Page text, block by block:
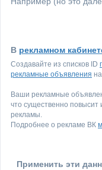
В рекламном
Создавайте из списков ID
рекламные объявления
Ваши рекламные
что существенно повысит
рекламы.
Подробнее о рекламе ВК
Применить эти